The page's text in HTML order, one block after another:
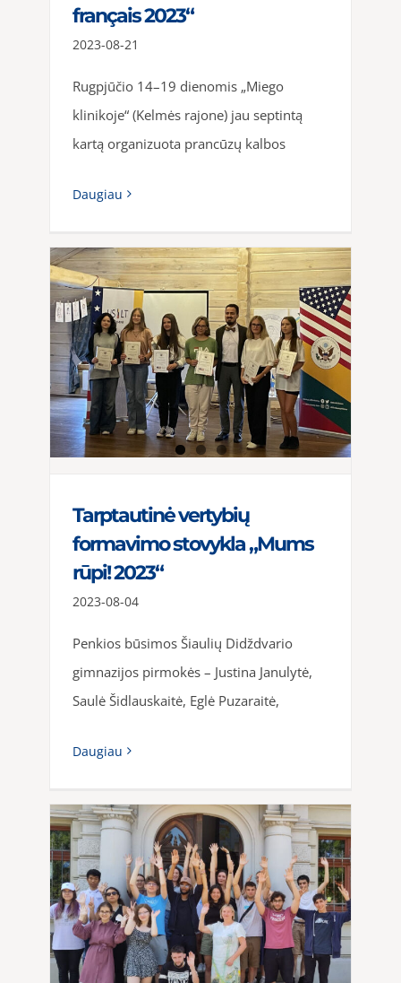
français 2023“
2023-08-21
Rugpjūčio 14–19 dienomis „Miego
klinikoje“ (Kelmės rajone) jau septintą
kartą organizuota prancūzų kalbos
Daugiau
Tarptautinė vertybių
formavimo stovykla „Mums
rūpi! 2023“
2023-08-04
Penkios būsimos Šiaulių Didždvario
gimnazijos pirmokės – Justina Janulytė,
Saulė Šidlauskaitė, Eglė Puzaraitė,
Daugiau